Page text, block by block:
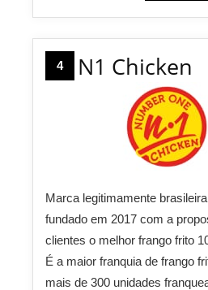
4 N1 Chicken
Marca legitimamente
fundado em 2017 com a
clientes o melhor frango frito
É a maior franquia de frango
mais de 300 unidades